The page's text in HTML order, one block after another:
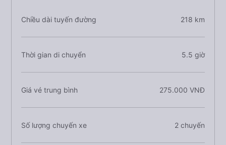
Chiều dài tuyến đường 218 km
Thời gian di chuyển 5.5 giờ
Giá vé trung bình 275.000 VNĐ
Số lượng chuyến xe 2 chuyến